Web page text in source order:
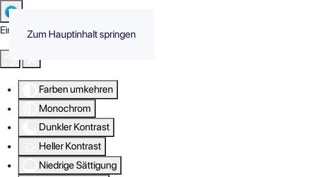
Eingabehilfen öffnen
Farben umkehren
Monochrom
Dunkler Kontrast
Heller Kontrast
Niedrige Sättigung
Zum Hauptinhalt springen